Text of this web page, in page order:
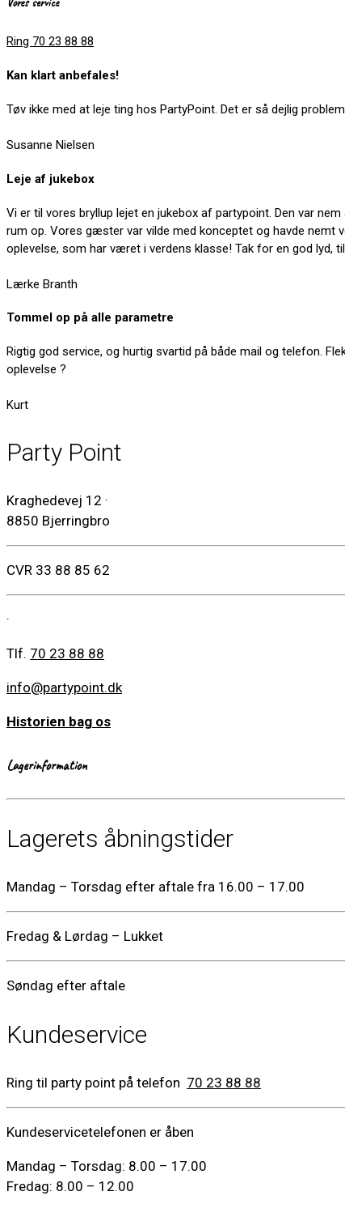
Ring 70 23 88 88
Kan klart anbefales!
Tøv ikke med at leje ting hos PartyPoint. Det er så dejlig
Susanne Nielsen
Leje af jukebox
Vi er til vores bryllup lejet en jukebox af partypoint. Den var
rum op. Vores gæster var vilde med konceptet og havde nemt
oplevelse, som har været i verdens klasse! Tak for en god lyd,
Lærke Branth
Tommel op på alle parametre
Rigtig god service, og hurtig svartid på både mail og telefon.
oplevelse ?
Kurt
Party Point
Kraghedevej 12 ·
8850 Bjerringbro
CVR 33 88 85 62
·
Tlf. 70 23 88 88
info@partypoint.dk
Historien bag os
Lagerinformation
Lagerets åbningstider
Mandag – Torsdag efter aftale fra 16.00 – 17.00
Fredag & Lørdag – Lukket
Søndag efter aftale
Kundeservice
Ring til party point på telefon 70 23 88 88
Kundeservicetelefonen er åben
Mandag – Torsdag: 8.00 – 17.00
Fredag: 8.00 – 12.00